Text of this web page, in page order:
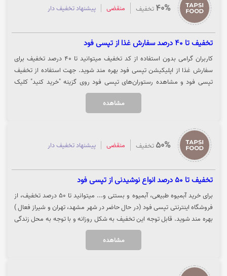
40% تخفیف منقضی پیشنهاد تخفیف دار
تخفیف تا 40 درصد سفارش غذا از تپسی فود
کاربران گرامی بدون استفاده از کد تخفیف میتوانید تا 40 درصد تخفیف برای
سفارش غذا از اپلیکیشن تپسی فود بهره مند شوید. جهت استفاده از تخفیف
تپسی فود و مشاهده رستوران‌های تپسی فود روی گزینه "خرید کنید" کلیک
مشاهده
50% تخفیف منقضی پیشنهاد تخفیف دار
تخفیف تا 50 درصد انواع نوشیدنی از تپسی فود
برای خرید آبمیوه طبیعی، آبمیوه و بستنی و... میتوانید تا 50 درصد تخفیف، از
فروشگاه اینترنتی تپسی فود (در حال حاضر در شهر مشهد، تهران و شیراز فعال )
بهره مند شوید. قابل توجه این تخفیف به شکل روزانه و با توجه به محل زندگی
شما تغییر می‌کند. جهت استفاده از تخفیف و مشاهده کالا روی گزینه "خرید
مشاهده